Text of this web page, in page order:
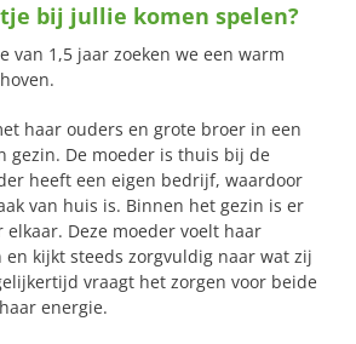
bij jullie komen spelen?
van 1,5 jaar zoeken we een warm
haar ouders en grote broer in een
gezin. De moeder is thuis bij de
heeft een eigen bedrijf, waardoor
van huis is. Binnen het gezin is er
elkaar. Deze moeder voelt haar
en kijkt steeds zorgvuldig naar wat zij
vraagt het zorgen voor beide
energie.